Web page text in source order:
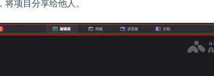
将项目分享给他人。